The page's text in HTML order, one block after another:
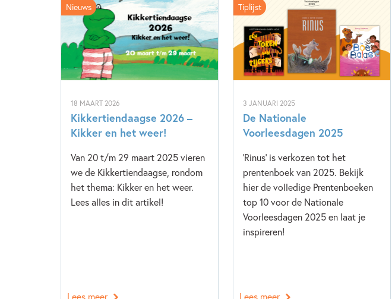
18 MAART 2026
Kikkertiendaagse 2026 –
Kikker en het weer!
Van 20 t/m 29 maart 2025 vieren
we de Kikkertiendaagse, rondom
het thema: Kikker en het weer.
Lees alles in dit artikel!
Nieuws
Lees meer
3 JANUARI 2025
De Nationale
Voorleesdagen 2025
'Rinus' is verkozen tot het
prentenboek van 2025. Bekijk
hier de volledige Prentenboeken
top 10 voor de Nationale
Voorleesdagen 2025 en laat je
inspireren!
Tiplijst
Lees meer